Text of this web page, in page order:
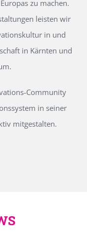
zu machen.
leisten wir
in und
in Kärnten und
Community
in seiner
mitgestalten.